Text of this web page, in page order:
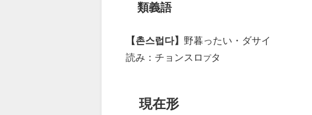
類義語
【촌스럽다】 野暮ったい・ダサイ
読み：チョンスロ プタ
現在形